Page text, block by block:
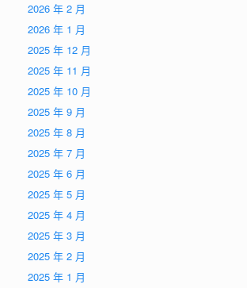
2026 年 2 月
2026 年 1 月
2025 年 12 月
2025 年 11 月
2025 年 10 月
2025 年 9 月
2025 年 8 月
2025 年 7 月
2025 年 6 月
2025 年 5 月
2025 年 4 月
2025 年 3 月
2025 年 2 月
2025 年 1 月